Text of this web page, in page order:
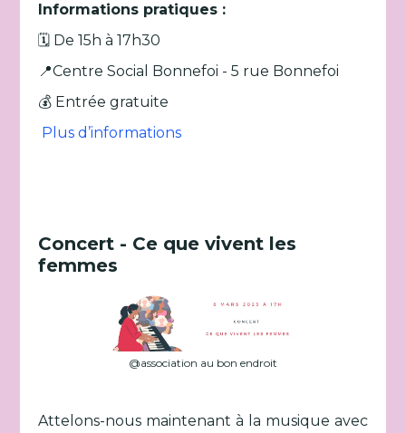
Informations pratiques :
🗓️ De 15h à 17h30
📍Centre Social Bonnefoi - 5 rue Bonnefoi
💰 Entrée gratuite
Plus d’informations
Concert - Ce que vivent les
femmes
@association au bon endroit
Attelons-nous maintenant à la musique avec